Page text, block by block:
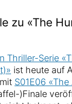
zu «The
Thriller-Serie
ist heute auf
S01E06
)Finale